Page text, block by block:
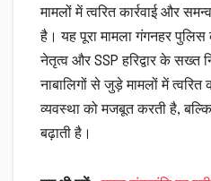
मामलों में त्वरित कार्रवाई और
है। यह पूरा मामला गंगनहर
नेतृत्व और SSP हरिद्वार के सख्त
नाबालिगों से जुड़े मामलों में त्वरित
व्यवस्था को मजबूत करती है,
बढ़ाती है।